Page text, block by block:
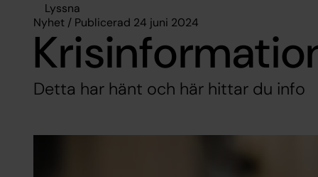
Lyssna
Nyhet / Publicerad 24 juni 2024
Detta har hänt och här hittar du info